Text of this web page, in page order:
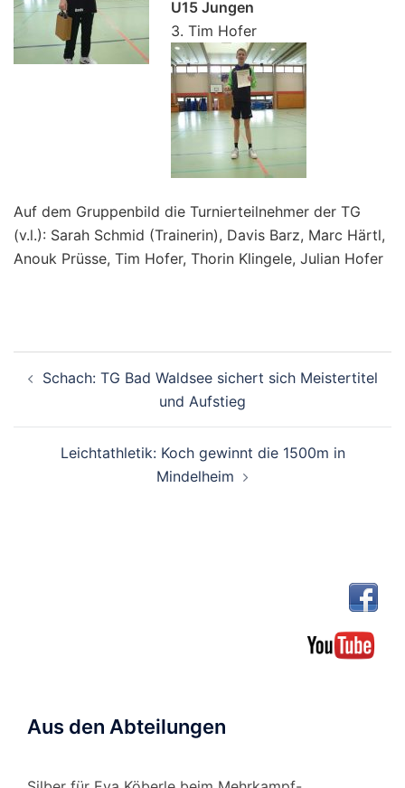
U15 Jungen
3. Tim Hofer
Auf dem Gruppenbild die Turnierteilnehmer der TG
(v.l.): Sarah Schmid (Trainerin), Davis Barz, Marc Härtl,
Anouk Prüsse, Tim Hofer, Thorin Klingele, Julian Hofer
Schach: TG Bad Waldsee sichert sich Meistertitel
und Aufstieg
Leichtathletik: Koch gewinnt die 1500m in
Mindelheim
Aus den Abteilungen